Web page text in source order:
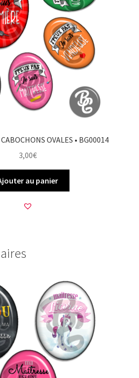
OVALES • BG00014
3,00€
au panier